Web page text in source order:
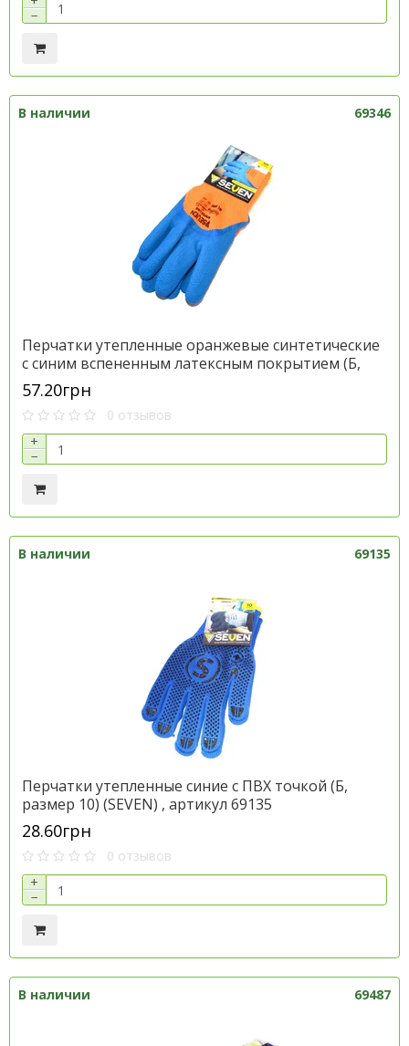
−
В наличии 69346
Перчатки утепленные оранжевые синтетические
с синим вспененным латексным покрытием (Б,
размер 10) (SEVEN) , артикул 69346
57.20грн
0 отзывов
+
−
В наличии 69135
Перчатки утепленные синие с ПВХ точкой (Б,
размер 10) (SEVEN) , артикул 69135
28.60грн
0 отзывов
+
−
В наличии 69487